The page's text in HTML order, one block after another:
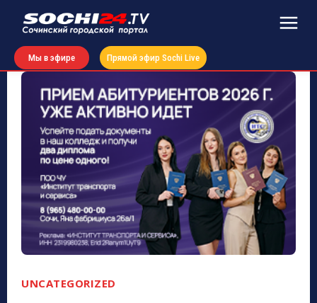
Мы в эфире Прямой эфир Sochi Live
UNCATEGORIZED